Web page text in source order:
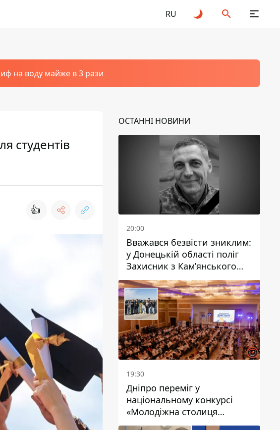
RU
на воду майже в 3 рази
студентів
👍
ОСТАННІ НОВИНИ
20:00
Вважався безвісти зниклим:
у Донецькій області поліг
Захисник з Кам’янського
Антон Красовський
19:30
Дніпро переміг у
національному конкурсі
«Молодіжна столиця
України – 2026»